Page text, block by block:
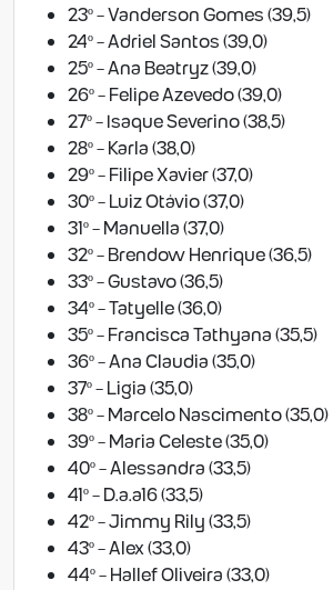
23º - Vanderson Gomes (39,5)
24º - Adriel Santos (39,0)
25º - Ana Beatryz (39,0)
26º - Felipe Azevedo (39,0)
27º - Isaque Severino (38,5)
28º - Karla (38,0)
29º - Filipe Xavier (37,0)
30º - Luiz Otávio (37,0)
31º - Manuella (37,0)
32º - Brendow Henrique (36,5)
33º - Gustavo (36,5)
34º - Tatyelle (36,0)
35º - Francisca Tathyana (35,5)
36º - Ana Claudia (35,0)
37º - Ligia (35,0)
38º - Marcelo Nascimento (35,0)
39º - Maria Celeste (35,0)
40º - Alessandra (33,5)
41º - D.a.a16 (33,5)
42º - Jimmy Rily (33,5)
43º - Alex (33,0)
44º - Hallef Oliveira (33,0)